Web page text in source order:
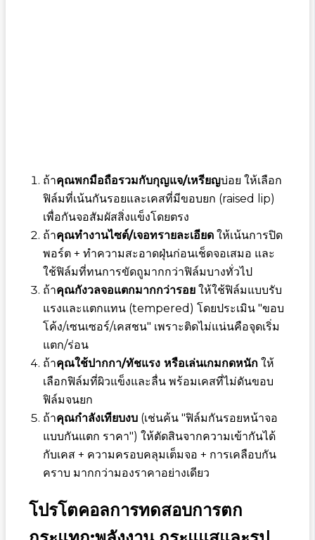
ถ้าคุณพกมือถือรวมกับกุญแจ/เหรียญบ่อย ให้เลือก
ฟิล์มที่เน้นกันรอยและเคสที่มีขอบยก (raised lip)
เพื่อกันจอสัมผัสสิ่งแข็งโดยตรง
ถ้าคุณทำงานไซต์/เจอทรายละเอียดให้เน้นการปิด
พอร์ต + ทำความสะอาดฝุ่นก่อนเช็ดจอเสมอ และ
ใช้ฟิล์มที่ทนการขัดถูมากกว่าฟิล์มบางทั่วไป
ถ้าคุณกังวลจอแตกมากกว่ารอยให้ใช้ฟิล์มแบบรับ
แรงและแตกแทน (tempered) โดยประเมิน "ขอบ
โค้ง/เซนเซอร์/เคสชน" เพราะติดไม่แน่นคือจุดเริ่ม
แตก/ร่อน
ถ้าคุณใช้ปากกา/ทัชแรง หรือเล่นเกมกดหนักให้
เลือกฟิล์มที่ผิวแข็งและลื่น พร้อมเคสที่ไม่ดันขอบ
ฟิล์มจนยก
ถ้าคุณกำลังเทียบงบ(เช่นค้น "ฟิล์มกันรอยหน้าจอ
แบบกันแตก ราคา") ให้ตัดสินจากความเข้ากันได้
กับเคส + ความครอบคลุมเต็มจอ + การเคลือบกัน
คราบ มากกว่ามองราคาอย่างเดียว
โปรโตคอลการทดสอบการตก